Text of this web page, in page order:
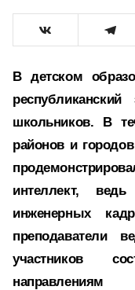
В детском
школьников. В
районов и
интеллект,
инженерных
преподаватели
участников
направлениям